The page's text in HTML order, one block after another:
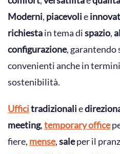
Moderni, piacevolie
richiestain tema dispazio,
configurazione, garantendo
convenienti anche in
sostenibilità.
Ufficitradizionalie
meeting,temporary office
fiere, mense,saleper il